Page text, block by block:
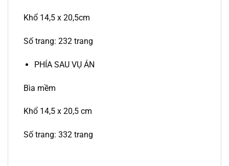
Khổ 14,5 x 20,5cm
Số trang: 232 trang
PHÍA SAU VỤ ÁN
Bìa mềm
Khổ 14,5 x 20,5 cm
Số trang: 332 trang